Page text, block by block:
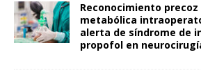
Reconocimiento precoz
metabólica
alerta de síndrome de
propofol en